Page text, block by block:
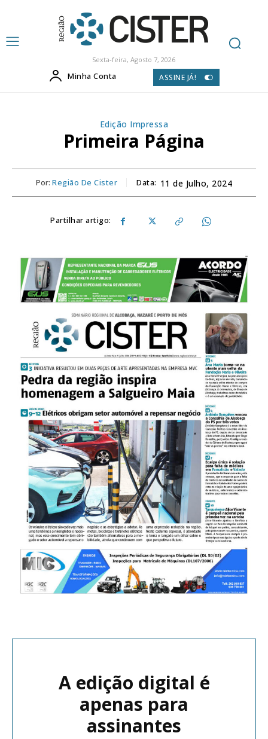
Sexta-feira, Agosto 7, 2026
Minha Conta ASSINE JÁ!
Edição Impressa
Primeira Página
Por: Região De Cister Data: 11 de Julho, 2024
Partilhar artigo:
A edição digital é
apenas para
assinantes